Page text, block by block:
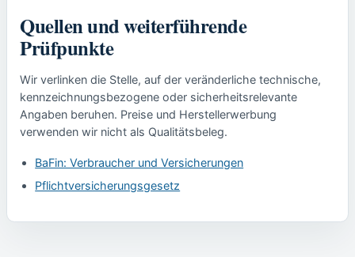
Quellen und weiterführende
Prüfpunkte
Wir verlinken die Stelle, auf der veränderliche technische,
kennzeichnungsbezogene oder sicherheitsrelevante
Angaben beruhen. Preise und Herstellerwerbung
verwenden wir nicht als Qualitätsbeleg.
BaFin: Verbraucher und Versicherungen
Pflichtversicherungsgesetz